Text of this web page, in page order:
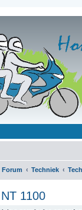
Forum Techniek
1100